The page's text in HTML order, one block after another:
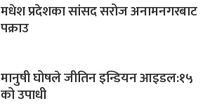
मधेश प्रदेशका सांसद सरोज अनामनगरबाट
पक्राउ
मानुषी घोषले जीतिन इन्डियन आइडल:१५
को उपाधी